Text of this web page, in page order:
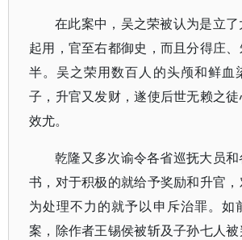
在此案中，吴之荣被认为是立
起用，官至右都御史，而且分得庄
半。吴之荣用数百人的头颅和鲜血
子，升官又发财，遂使后世无赖之
效尤。
乾隆又多次谕令各省巡抚大员
书，对于积极的就给予奖励和升官
为处理不力的就予以申斥治罪。如
案，除作者王锡侯被斩及子孙七人